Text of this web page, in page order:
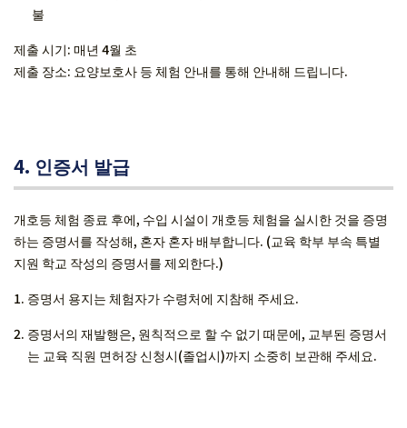
불
제출 시기: 매년 4월 초
제출 장소: 요양보호사 등 체험 안내를 통해 안내해 드립니다.
4. 인증서 발급
개호등 체험 종료 후에, 수입 시설이 개호등 체험을 실시한 것을 증명
하는 증명서를 작성해, 혼자 혼자 배부합니다. (교육 학부 부속 특별
지원 학교 작성의 증명서를 제외한다.)
증명서 용지는 체험자가 수령처에 지참해 주세요.
증명서의 재발행은, 원칙적으로 할 수 없기 때문에, 교부된 증명서
는 교육 직원 면허장 신청시(졸업시)까지 소중히 보관해 주세요.